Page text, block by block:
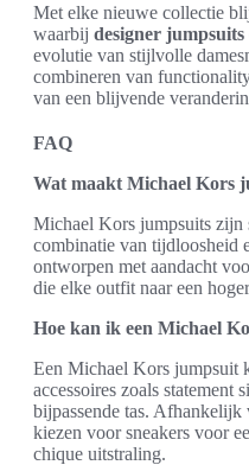
Met elke nieuwe collectie
waarbij designer jumpsuits
evolutie van stijlvolle
combineren van
van een blijvende
FAQ
Wat maakt Michael Kors
Michael Kors jumpsuits zijn
combinatie van tijdloosheid
ontworpen met aandacht
die elke outfit naar een
Hoe kan ik een Michael
Een Michael Kors jumpsuit
accessoires zoals statement
bijpassende tas. Afhankelijk
kiezen voor sneakers voor
chique uitstraling.